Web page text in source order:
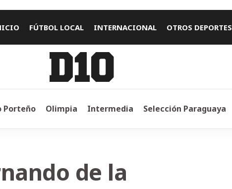
FÚTBOL LOCAL INTERNACIONAL OTROS DEPORTES
Porteño Olimpia Intermedia Selección Paraguaya
de la